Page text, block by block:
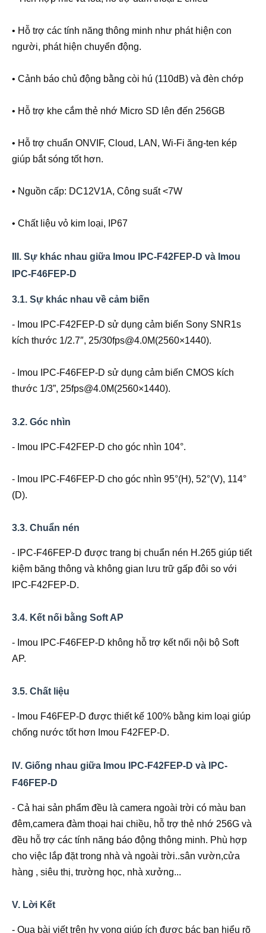
• Hỗ trợ các tính năng thông minh như phát hiện con
người, phát hiện chuyển động.
• Cảnh báo chủ động bằng còi hú (110dB) và đèn chớp
• Hỗ trợ khe cắm thẻ nhớ Micro SD lên đến 256GB
• Hỗ trợ chuẩn ONVIF, Cloud, LAN, Wi-Fi ăng-ten kép
giúp bắt sóng tốt hơn.
• Nguồn cấp: DC12V1A, Công suất <7W
• Chất liệu vỏ kim loại, IP67
III. Sự khác nhau giữa Imou IPC-F42FEP-D và Imou
IPC-F46FEP-D
3.1. Sự khác nhau về cảm biến
- Imou IPC-F42FEP-D sử dụng cảm biến Sony SNR1s
kích thước 1/2.7″, 25/30fps@4.0M(2560×1440).
- Imou IPC-F46FEP-D sử dụng cảm biến CMOS kích
thước 1/3”, 25fps@4.0M(2560×1440).
3.2. Góc nhìn
- Imou IPC-F42FEP-D cho góc nhìn 104°.
- Imou IPC-F46FEP-D cho góc nhìn 95°(H), 52°(V), 114°
(D).
3.3. Chuẩn nén
- IPC-F46FEP-D được trang bị chuẩn nén H.265 giúp tiết
kiệm băng thông và không gian lưu trữ gấp đôi so với
IPC-F42FEP-D.
3.4. Kết nối bằng Soft AP
- Imou IPC-F46FEP-D không hỗ trợ kết nối nội bộ Soft
AP.
3.5. Chất liệu
- Imou F46FEP-D được thiết kế 100% bằng kim loại giúp
chống nước tốt hơn Imou F42FEP-D.
IV. Giống nhau giữa Imou IPC-F42FEP-D và IPC-
F46FEP-D
- Cả hai sản phẩm đều là camera ngoài trời có màu ban
đêm,camera đàm thoại hai chiều, hỗ trợ thẻ nhớ 256G và
đều hỗ trợ các tính năng báo động thông minh. Phù hợp
cho việc lắp đặt trong nhà và ngoài trời..sân vườn,cửa
hàng , siêu thị, trường học, nhà xưởng...
V. Lời Kết
- Qua bài viết trên hy vọng giúp ích được bác bạn hiểu rõ